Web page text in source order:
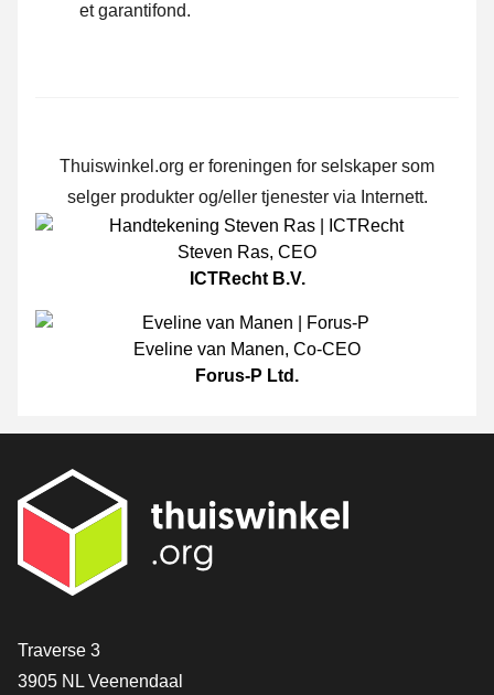
et garantifond.
Thuiswinkel.org er foreningen for selskaper som
selger produkter og/eller tjenester via Internett.
Steven Ras, CEO
ICTRecht B.V.
Eveline van Manen, Co-CEO
Forus-P Ltd.
[_General:Contact]
Traverse 3
3905 NL Veenendaal